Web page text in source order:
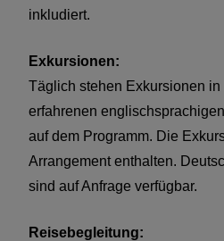
inkludiert.
Exkursionen:
Täglich stehen Exkursionen
erfahrenen
auf dem Programm. Die
Arrangement enthalten.
sind auf Anfrage verfügbar.
Reisebegleitung: